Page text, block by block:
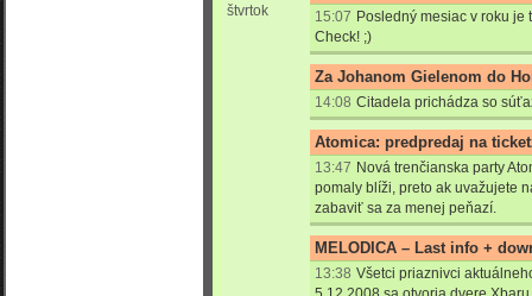
štvrtok
15:07 Posledný mesiac v roku je
Check! ;)
Za Johanom Gielenom do
14:08 Citadela prichádza so
Atomica: predpredaj na
13:47 Nová trenčianska party
pomaly blíži, preto ak uvažujete
zabaviť sa za menej peňazí.
MELODICA – Last info +
13:38 Všetci priaznivci